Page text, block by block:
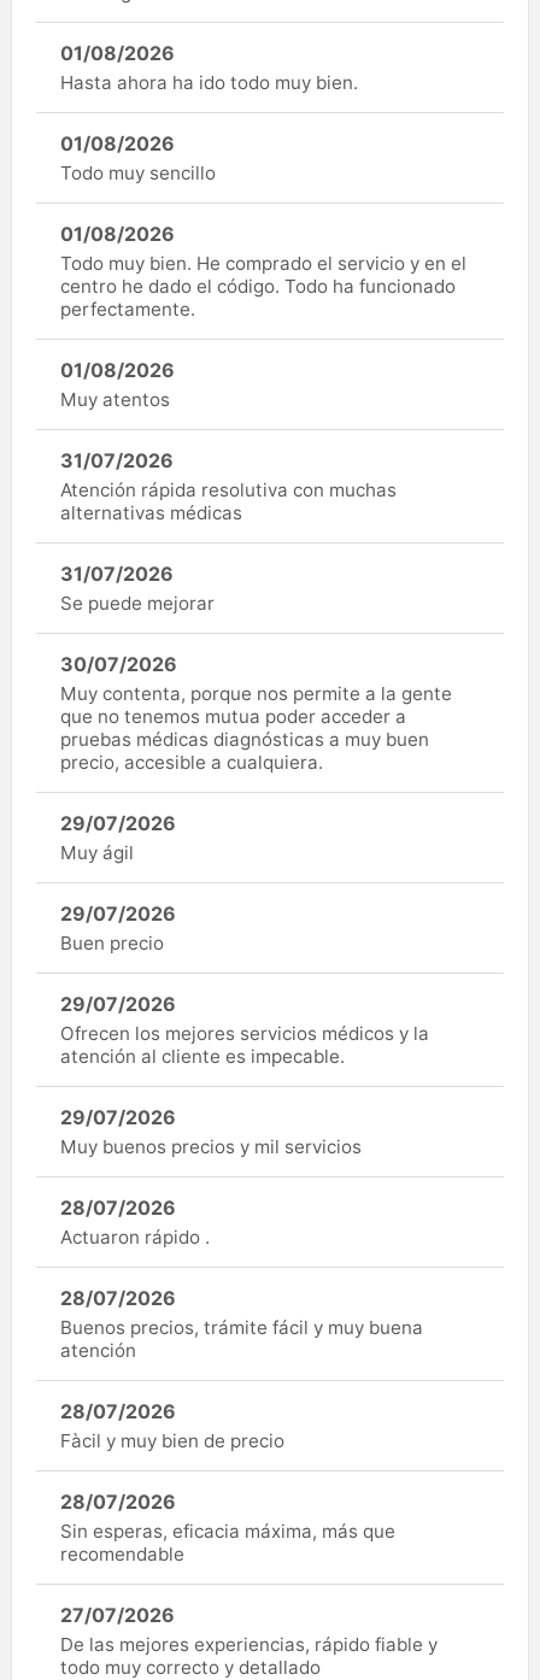
01/08/2026
Hasta ahora ha ido todo muy bien.
01/08/2026
Todo muy sencillo
01/08/2026
Todo muy bien. He comprado el servicio y en el
centro he dado el código. Todo ha funcionado
perfectamente.
01/08/2026
Muy atentos
31/07/2026
Atención rápida resolutiva con muchas
alternativas médicas
31/07/2026
Se puede mejorar
30/07/2026
Muy contenta, porque nos permite a la gente
que no tenemos mutua poder acceder a
pruebas médicas diagnósticas a muy buen
precio, accesible a cualquiera.
29/07/2026
Muy ágil
29/07/2026
Buen precio
29/07/2026
Ofrecen los mejores servicios médicos y la
atención al cliente es impecable.
29/07/2026
Muy buenos precios y mil servicios
28/07/2026
Actuaron rápido .
28/07/2026
Buenos precios, trámite fácil y muy buena
atención
28/07/2026
Fàcil y muy bien de precio
28/07/2026
Sin esperas, eficacia máxima, más que
recomendable
27/07/2026
De las mejores experiencias, rápido fiable y
todo muy correcto y detallado